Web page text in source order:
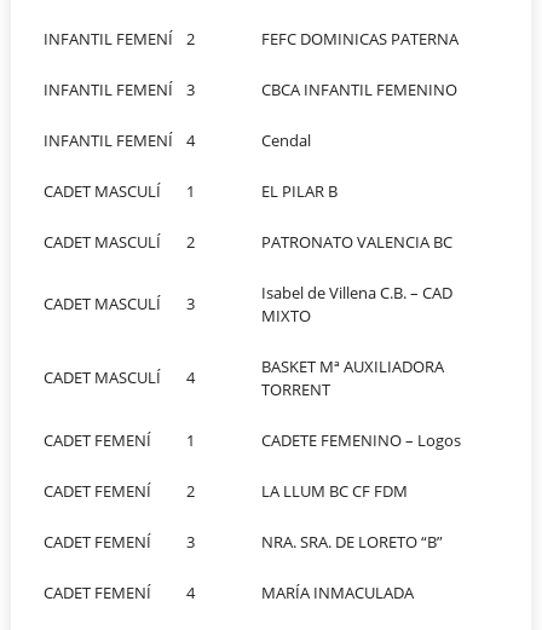
INFANTIL FEMENÍ 2 FEFC DOMINICAS PATERNA
INFANTIL FEMENÍ 3 CBCA INFANTIL FEMENINO
INFANTIL FEMENÍ 4 Cendal
CADET MASCULÍ 1 EL PILAR B
CADET MASCULÍ 2 PATRONATO VALENCIA BC
CADET MASCULÍ 3
Isabel de Villena C.B. – CAD
MIXTO
CADET MASCULÍ 4
BASKET Mª AUXILIADORA
TORRENT
CADET FEMENÍ 1 CADETE FEMENINO – Logos
CADET FEMENÍ 2 LA LLUM BC CF FDM
CADET FEMENÍ 3 NRA. SRA. DE LORETO “B”
CADET FEMENÍ 4 MARÍA INMACULADA